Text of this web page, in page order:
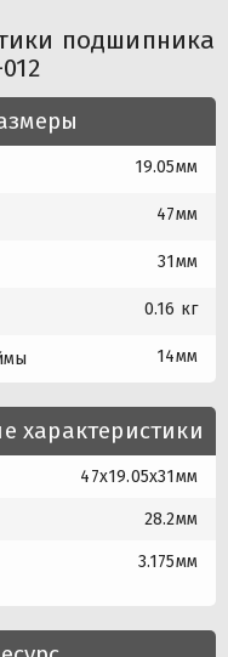
подшипника
19.05мм
47мм
31мм
0.16 кг
14мм
характеристики
47x19.05x31мм
28.2мм
3.175мм